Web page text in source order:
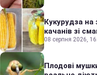
Кукурудза на
качанів зі
08 серпня 2026,
Плодові